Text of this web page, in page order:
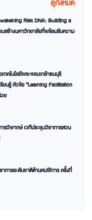
ดูทั้งหมด
Risk DNA: Building a
มสร้างมหาวิทยาลัยที่พร้อมรับความ
คโนโลยีพระจอมเกล้าธนบุรี
นรู้ หัวข้อ “Learning Facilitation
ย
รวิพากษ์ เวทีประชุมวิชาการสวน
การระดับชาติด้านคนพิการ ครั้งที่